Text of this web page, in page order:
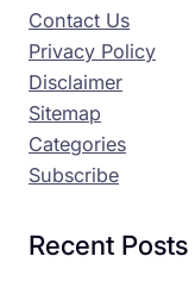
Contact Us
Privacy Policy
Disclaimer
Sitemap
Categories
Subscribe
Recent Posts